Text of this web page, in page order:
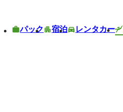
パック 宿泊 レンタカー